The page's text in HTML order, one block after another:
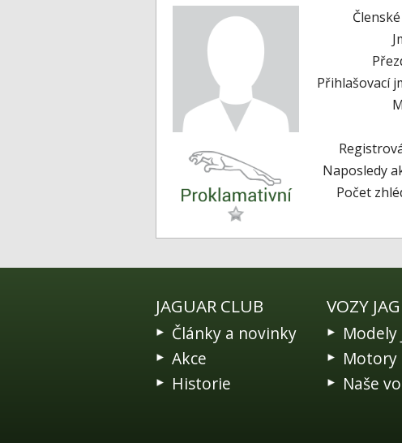
Přihlašovací
Naposledy
Počet
JAGUAR CLUB
Články a novinky
Akce
Historie
VOZY
Modely
Motory
Naše